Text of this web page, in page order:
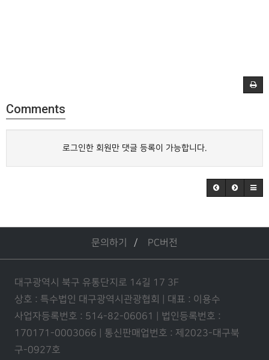
Comments
로그인한 회원만 댓글 등록이 가능합니다.
문의하기 PC버전
대구광역시 북구 유통단지로 14길 17 3F
상호 : 특수법인 대구광역시관광협회 | 대표 : 이용수
사업자등록번호 : 514-82-06061 | 법인등록번호 :
170171-0003066 | 통신판매업번호 : 제2023-대구북
구-0927호